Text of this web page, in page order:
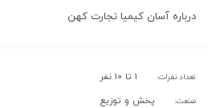
درباره آسان كيميا تجارت كهن
تعداد نفرات: ۱ تا ۱۰ نفر
صنعت: پخش و توزیع